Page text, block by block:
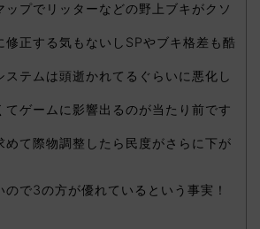
ップでリッターなどの野上ブキがクソ
修正する気もないしSPやブキ格差も酷
ステムは頭逝かれてるぐらいに悪化し
てゲームに影響出るのが当たり前です
めて際物調整したら民度がさらに下が
ので3の方が優れているという事実！